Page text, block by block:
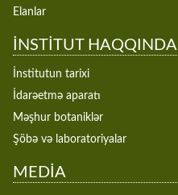
Elanlar
İNSTİTUT HAQQINDA
İnstitutun tarixi
İdarəetmə aparatı
Məşhur botaniklər
Şöbə və laboratoriyalar
MEDİA